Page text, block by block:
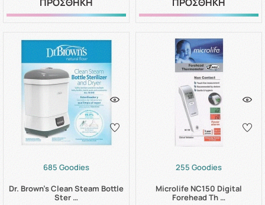
685 Goodies
Dr. Brown's Clean Steam Bottle
Ster …
255 Goodies
Microlife NC150 Digital
Forehead Th …